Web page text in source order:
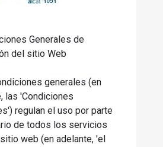
Generales de
del sitio Web
generales (en
las 'Condiciones
regulan el uso por parte
de todos los servicios
web (en adelante, 'el